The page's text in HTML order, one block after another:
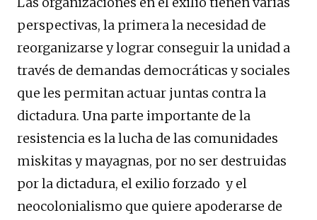
perspectivas, la primera la necesidad de
reorganizarse y lograr conseguir la unidad a
través de demandas democráticas y sociales
que les permitan actuar juntas contra la
dictadura. Una parte importante de la
resistencia es la lucha de las comunidades
miskitas y mayagnas, por no ser destruidas
por la dictadura, el exilio forzado y el
neocolonialismo que quiere apoderarse de